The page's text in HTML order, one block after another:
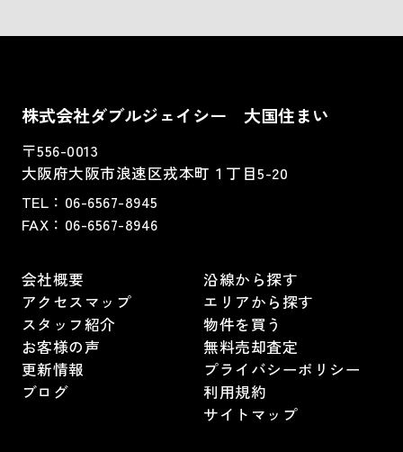
株式会社ダブルジェイシー 大国住まい
〒556-0013
大阪府大阪市浪速区戎本町１丁目5-20
TEL： 06-6567-8945
FAX：06-6567-8946
会社概要
アクセスマップ
スタッフ紹介
お客様の声
更新情報
ブログ
沿線から探す
エリアから探す
物件を買う
無料売却査定
プライバシーポリシー
利用規約
サイトマップ